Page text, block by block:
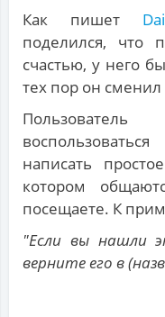
Как пишет
поделился, что
счастью, у него
тех пор он
воспользоваться
написать
котором
посещаете. К
"Если вы нашли
верните его в